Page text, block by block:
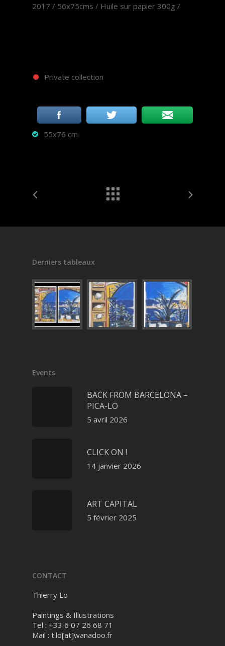
2017 / 56x75cms / Huile sur papier 300g /
Private collection
55x76 cm
Derniers tableaux
Events
BACK FROM BARCELONA –
PICA-LO
5 avril 2026
CLICK ON !
14 janvier 2026
ART CAPITAL
5 février 2025
CONTACT
Thierry Lo
Paintings & Illustrations
Tel : +33 6 07 26 68 71
Mail : t.lo[at]wanadoo.fr